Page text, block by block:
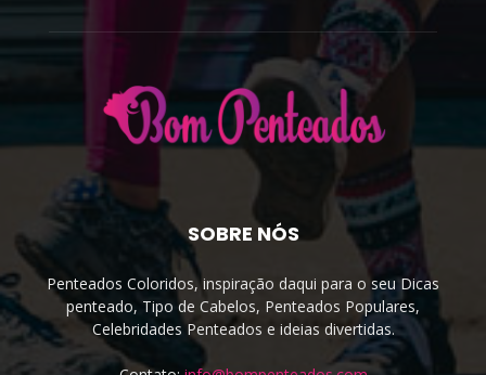
SOBRE NÓS
Penteados Coloridos, inspiração daqui para o seu Dicas
penteado, Tipo de Cabelos, Penteados Populares,
Celebridades Penteados e ideias divertidas.